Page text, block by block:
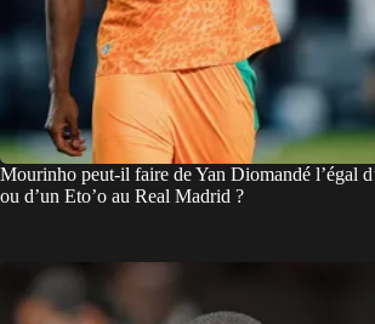
Mourinho peut-il faire de Yan Diomandé l’égal
ou d’un Eto’o au Real Madrid ?